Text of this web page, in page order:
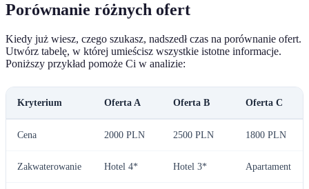
Porównanie różnych ofert
Kiedy już wiesz, czego szukasz, nadszedł czas na porównanie ofert.
Utwórz tabelę, w której umieścisz wszystkie istotne informacje.
Poniższy przykład pomoże Ci w analizie:
Kryterium Oferta A Oferta B Oferta C
Cena 2000 PLN 2500 PLN 1800 PLN
Zakwaterowanie Hotel 4* Hotel 3* Apartament